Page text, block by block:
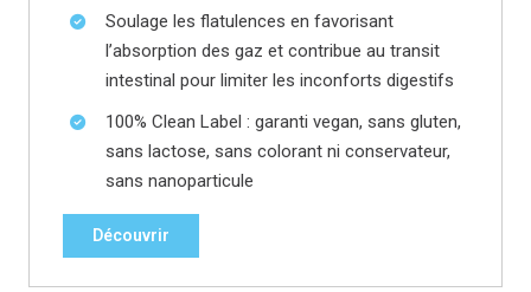
Soulage les flatulences en favorisant
l’absorption des gaz et contribue au transit
intestinal pour limiter les inconforts digestifs
100% Clean Label : garanti vegan, sans gluten,
sans lactose, sans colorant ni conservateur,
sans nanoparticule
Découvrir